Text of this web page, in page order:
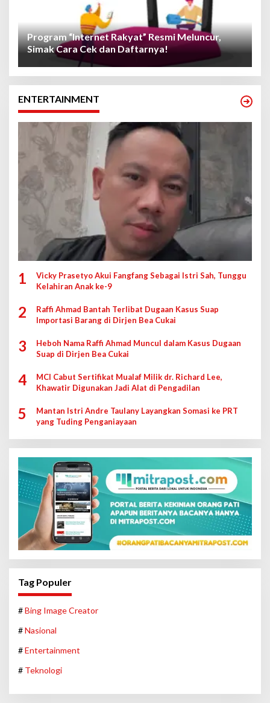
Program “Internet Rakyat” Resmi Meluncur,
Simak Cara Cek dan Daftarnya!
ENTERTAINMENT
1
Vicky Prasetyo Akui Fangfang Sebagai Istri Sah, Tunggu
Kelahiran Anak ke-9
2
Raffi Ahmad Bantah Terlibat Dugaan Kasus Suap
Importasi Barang di Dirjen Bea Cukai
3
Heboh Nama Raffi Ahmad Muncul dalam Kasus Dugaan
Suap di Dirjen Bea Cukai
4
MCI Cabut Sertifikat Mualaf Milik dr. Richard Lee,
Khawatir Digunakan Jadi Alat di Pengadilan
5
Mantan Istri Andre Taulany Layangkan Somasi ke PRT
yang Tuding Penganiayaan
Tag Populer
#Bing Image Creator
#Nasional
#Entertainment
# Teknologi